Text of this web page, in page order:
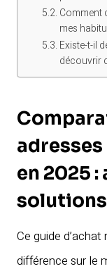
Comment
mes
Existe-t-il
découvrir
adresses
en 2025
solutions
Ce guide
différence sur le